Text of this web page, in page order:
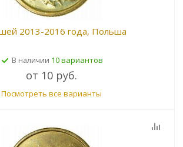
2013-2016 года, Польша
В наличии 10 вариантов
от 10 руб.
Посмотреть все варианты